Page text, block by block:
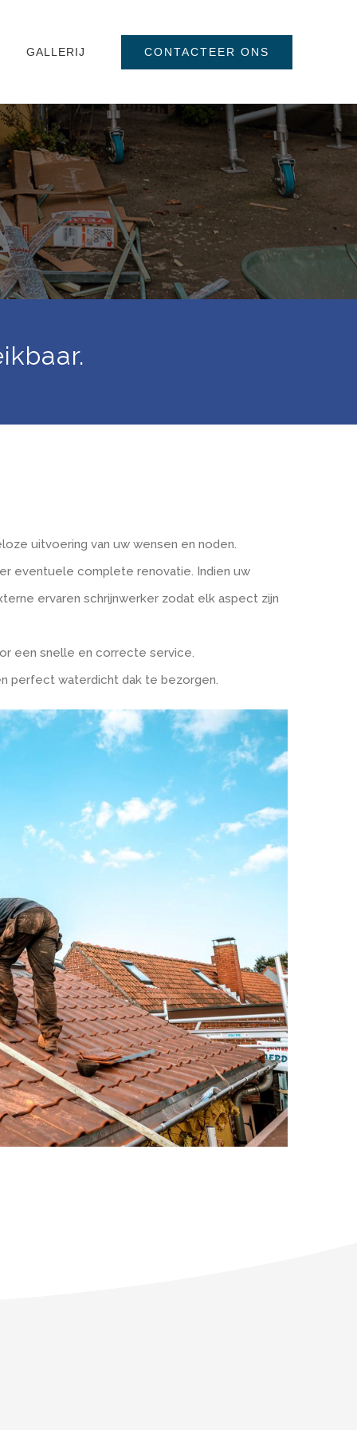
GALLERIJ CONTACTEER ONS
uitvoering van uw wensen en noden.
eventuele complete renovatie. Indien uw
ervaren schrijnwerker zodat elk aspect zijn
een snelle en correcte service.
perfect waterdicht dak te bezorgen.